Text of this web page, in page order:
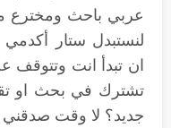
عربي باحث ومخترع
لنستبدل ستار
ان تبدأ انت وتتوقف
تشترك في بحث او
جديد؟ لا وقت صدقني